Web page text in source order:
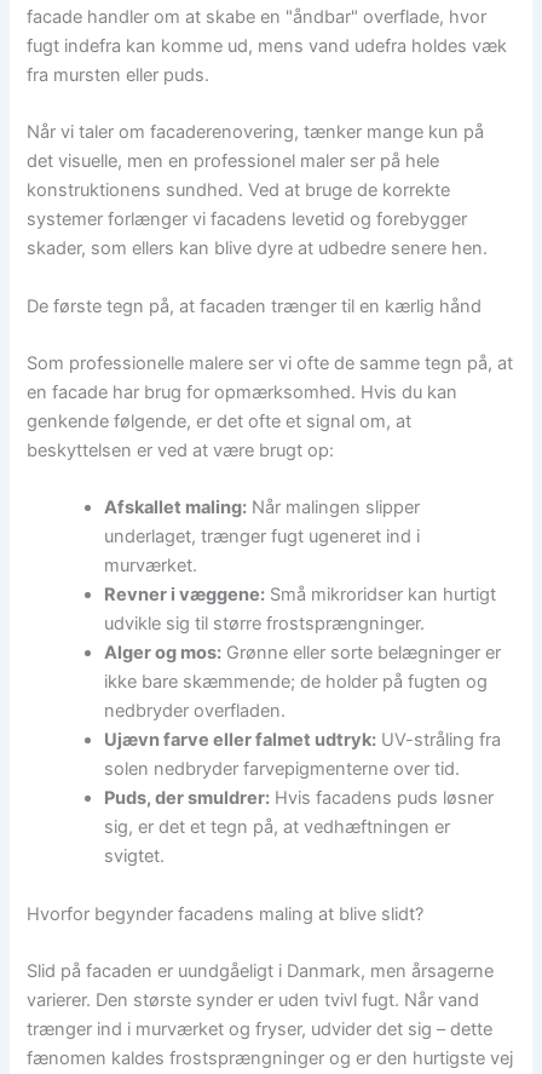
facade handler om at skabe en "åndbar" overflade, hvor
fugt indefra kan komme ud, mens vand udefra holdes væk
fra mursten eller puds.
Når vi taler om facaderenovering, tænker mange kun på
det visuelle, men en professionel maler ser på hele
konstruktionens sundhed. Ved at bruge de korrekte
systemer forlænger vi facadens levetid og forebygger
skader, som ellers kan blive dyre at udbedre senere hen.
De første tegn på, at facaden trænger til en kærlig hånd
Som professionelle malere ser vi ofte de samme tegn på, at
en facade har brug for opmærksomhed. Hvis du kan
genkende følgende, er det ofte et signal om, at
beskyttelsen er ved at være brugt op:
Afskallet maling: Når malingen slipper
underlaget, trænger fugt ugeneret ind i
murværket.
Revner i væggene: Små mikroridser kan hurtigt
udvikle sig til større frostsprængninger.
Alger og mos: Grønne eller sorte belægninger er
ikke bare skæmmende; de holder på fugten og
nedbryder overfladen.
Ujævn farve eller falmet udtryk: UV-stråling fra
solen nedbryder farvepigmenterne over tid.
Puds, der smuldrer: Hvis facadens puds løsner
sig, er det et tegn på, at vedhæftningen er
svigtet.
Hvorfor begynder facadens maling at blive slidt?
Slid på facaden er uundgåeligt i Danmark, men årsagerne
varierer. Den største synder er uden tvivl fugt. Når vand
trænger ind i murværket og fryser, udvider det sig – dette
fænomen kaldes frostsprængninger og er den hurtigste vej